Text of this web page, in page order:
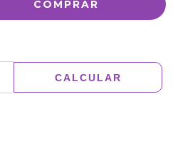
CALCULAR